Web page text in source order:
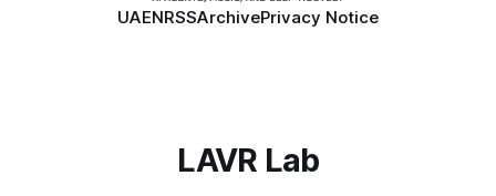
UAENRSSArchivePrivacy Notice
LAVR Lab